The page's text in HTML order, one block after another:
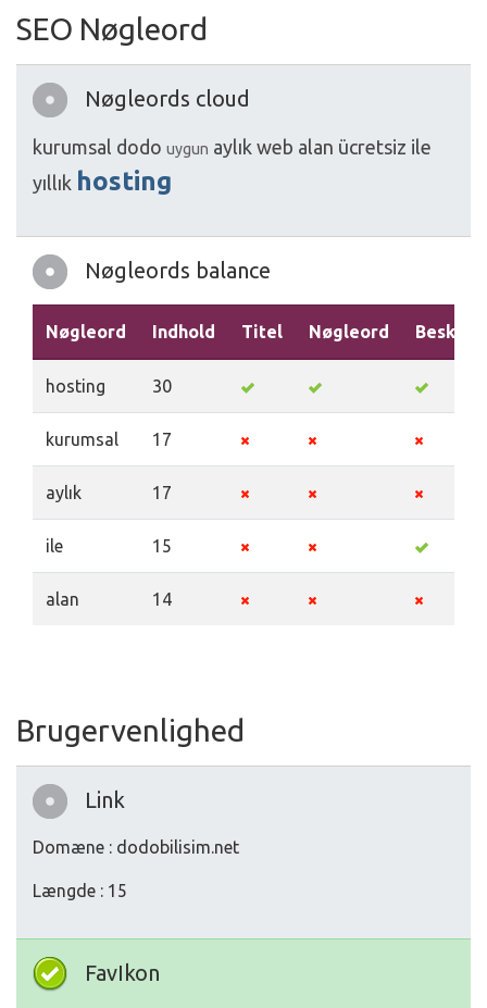
SEO Nøgleord
Nøgleords cloud
kurumsal dodo uygun aylık web alan ücretsiz ile
yıllık hosting
Nøgleords balance
Nøgleord Indhold Titel Nøgleord
hosting 30
kurumsal 17
aylık 17
ile 15
alan 14
Brugervenlighed
Link
Domæne : dodobilisim.net
Længde : 15
FavIkon